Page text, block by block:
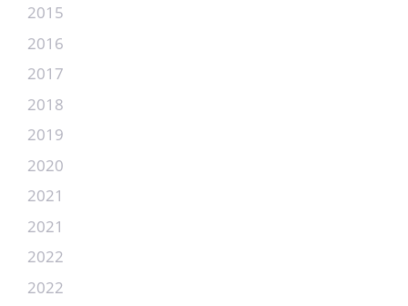
2015
2016
2017
2018
2019
2020
2021
2021
2022
2022